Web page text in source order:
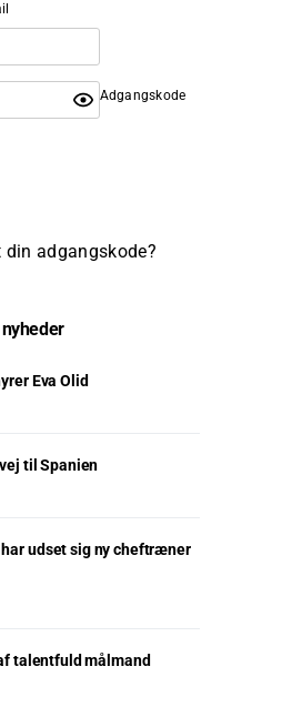
Adgangskode
din adgangskode?
Eva Olid
til Spanien
udset sig ny cheftræner
talentfuld målmand